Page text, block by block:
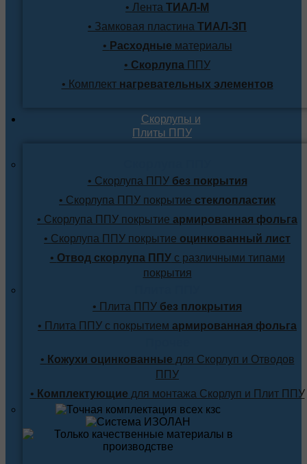
• Лента ТИАЛ-М
• Замковая пластина ТИАЛ-ЗП
• Расходные материалы
• Скорлупа ППУ
• Комплектнагревательных элементов
Скорлупы и
Плиты ППУ
• Скорлупа ППУбез покрытия
• Скорлупа ППУ покрытие стеклопластик
• Скорлупа ППУ покрытие армированная фольга
• Скорлупа ППУ покрытие оцинкованный лист
• Отвод скорлупа ППУс различными типами
покрытия
• Плита ППУ без плокрытия
• Плита ППУ с покрытием армированная фольга
• Кожухи оцинкованные для Скорлуп и Отводов
ППУ
• Комплектующие для монтажа Скорлуп и Плит ППУ